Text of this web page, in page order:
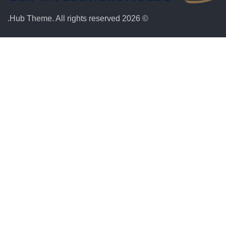
© 2026 Hub Theme. All rights reserved.